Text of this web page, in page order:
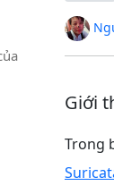
Giới
Trong